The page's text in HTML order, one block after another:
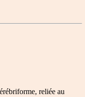
reliée au